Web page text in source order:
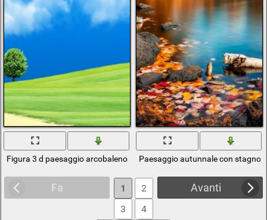
Figura 3 d paesaggio arcobaleno colorePaesaggio autunnale con stagno
Fa Avanti
1
2
3
4